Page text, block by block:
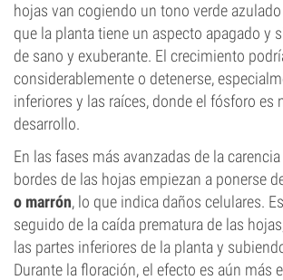
hojas van cogiendo un tono verde
que la planta tiene un aspecto apagado y
de sano y exuberante. El crecimiento
considerablemente o detenerse,
inferiores y las raíces, donde el fósforo es
desarrollo.
En las fases más avanzadas de la
bordes de las hojas empiezan a ponerse
o marrón, lo que indica daños celulares.
seguido de la caída prematura de las
las partes inferiores de la planta y
Durante la floración, el efecto es aún más